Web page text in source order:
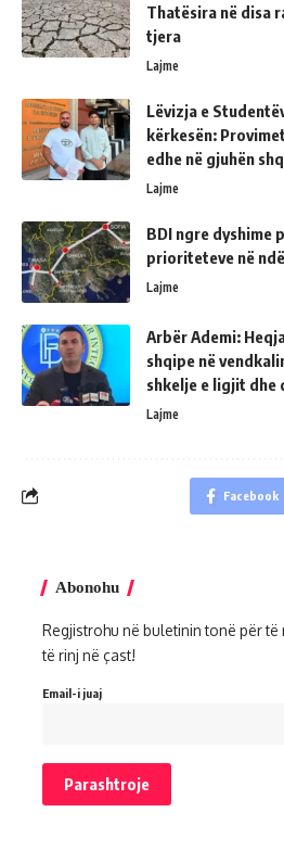
Thatësira në disa
tjera
Lajme
Lëvizja e
kërkesën:
edhe në gjuhën
Lajme
BDI ngre dyshime
prioriteteve në
Lajme
Arbër Ademi:
shqipe në
shkelje e ligjit
Lajme
Facebook
Abonohu
Regjistrohu në buletinin tonë për të
të rinj në çast!
Email-i juaj